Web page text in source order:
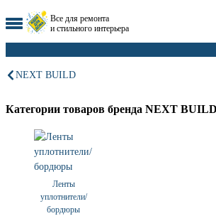
Все для ремонта
и стильного интерьера
NEXT BUILD
Категории товаров бренда NEXT BUILD
Ленты
уплотнители/
бордюры